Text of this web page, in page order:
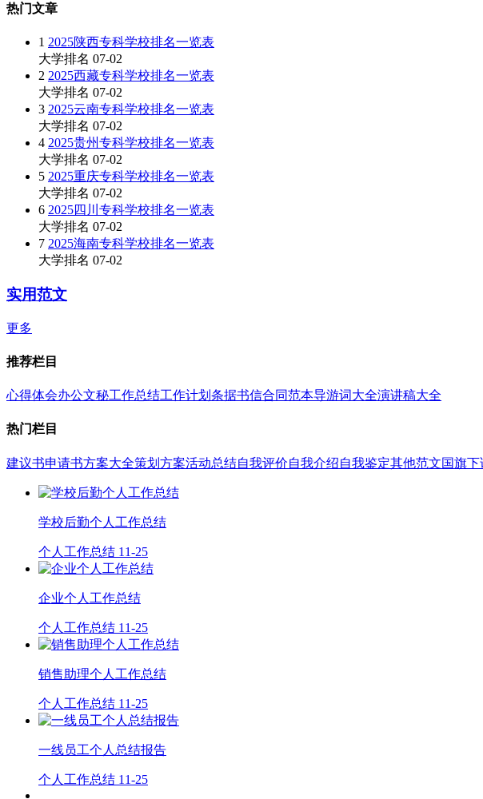
热门文章
1 2025陕西专科学校排名一览表
大学排名 07-02
2 2025西藏专科学校排名一览表
大学排名 07-02
3 2025云南专科学校排名一览表
大学排名 07-02
4 2025贵州专科学校排名一览表
大学排名 07-02
5 2025重庆专科学校排名一览表
大学排名 07-02
6 2025四川专科学校排名一览表
大学排名 07-02
7 2025海南专科学校排名一览表
大学排名 07-02
实用范文
更多
推荐栏目
心得体会办公文秘工作总结工作计划 条据书信合同范本导游词大全演讲稿大全
热门栏目
建议书申请书方案大全策划方案活动总结自我评价自我介绍自我鉴定其他范文国旗下
学校后勤个人工作总结
个人工作总结 11-25
企业个人工作总结
个人工作总结 11-25
销售助理个人工作总结
个人工作总结 11-25
一线员工个人总结报告
个人工作总结 11-25